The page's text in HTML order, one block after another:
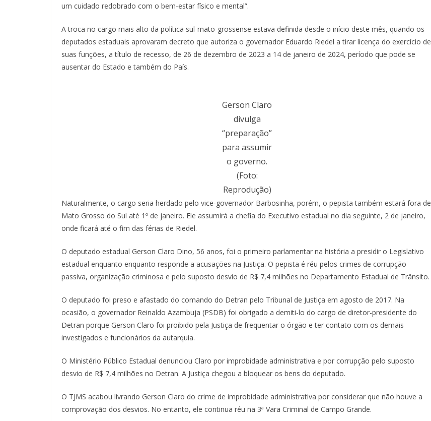
um cuidado redobrado com o bem-estar físico e mental”.
A troca no cargo mais alto da política sul-mato-grossense estava definida desde o início deste mês, quando os
deputados estaduais aprovaram decreto que autoriza o governador Eduardo Riedel a tirar licença do exercício de
suas funções, a título de recesso, de 26 de dezembro de 2023 a 14 de janeiro de 2024, período que pode se
ausentar do Estado e também do País.
Gerson Claro
divulga
“preparação”
para assumir
o governo.
(Foto:
Reprodução)
Naturalmente, o cargo seria herdado pelo vice-governador Barbosinha, porém, o pepista também estará fora de
Mato Grosso do Sul até 1º de janeiro. Ele assumirá a chefia do Executivo estadual no dia seguinte, 2 de janeiro,
onde ficará até o fim das férias de Riedel.
O deputado estadual Gerson Claro Dino, 56 anos, foi o primeiro parlamentar na história a presidir o Legislativo
estadual enquanto enquanto responde a acusações na Justiça. O pepista é réu pelos crimes de corrupção
passiva, organização criminosa e pelo suposto desvio de R$ 7,4 milhões no Departamento Estadual de Trânsito.
O deputado foi preso e afastado do comando do Detran pelo Tribunal de Justiça em agosto de 2017. Na
ocasião, o governador Reinaldo Azambuja (PSDB) foi obrigado a demiti-lo do cargo de diretor-presidente do
Detran porque Gerson Claro foi proibido pela Justiça de frequentar o órgão e ter contato com os demais
investigados e funcionários da autarquia.
O Ministério Público Estadual denunciou Claro por improbidade administrativa e por corrupção pelo suposto
desvio de R$ 7,4 milhões no Detran. A Justiça chegou a bloquear os bens do deputado.
O TJMS acabou livrando Gerson Claro do crime de improbidade administrativa por considerar que não houve a
comprovação dos desvios. No entanto, ele continua réu na 3ª Vara Criminal de Campo Grande.